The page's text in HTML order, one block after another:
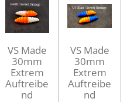
VS Made
30mm
Extrem
Auftreibe
nd
VS Made
30mm
Extrem
Auftreibe
nd